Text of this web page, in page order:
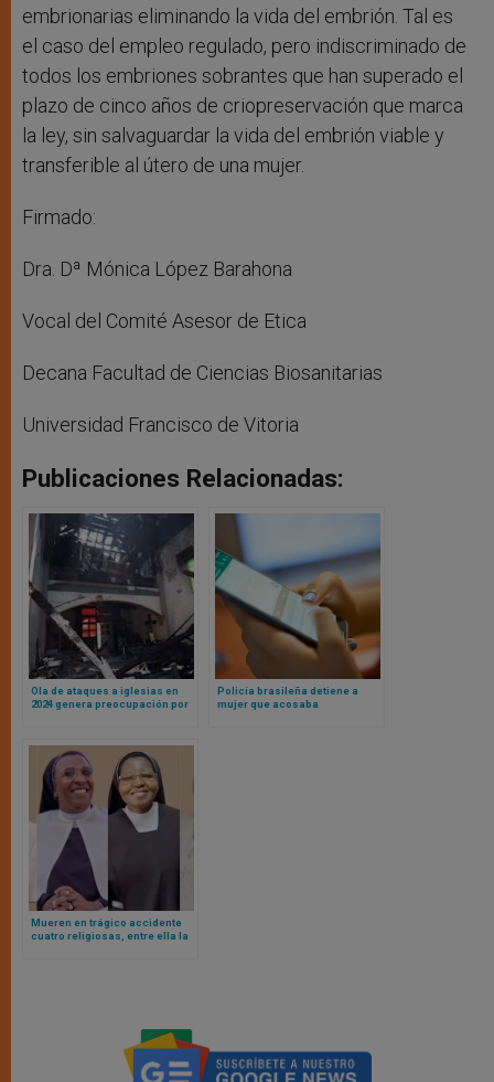
embrionarias eliminando la vida del embrión. Tal es
el caso del empleo regulado, pero indiscriminado de
todos los embriones sobrantes que han superado el
plazo de cinco años de criopreservación que marca
la ley, sin salvaguardar la vida del embrión viable y
transferible al útero de una mujer.
Firmado:
Dra. Dª Mónica López Barahona
Vocal del Comité Asesor de Etica
Decana Facultad de Ciencias Biosanitarias
Universidad Francisco de Vitoria
Publicaciones Relacionadas:
Ola de ataques a iglesias en
2024 genera preocupación por
Policía brasileña detiene a
mujer que acosaba
Mueren en trágico accidente
cuatro religiosas, entre ella la